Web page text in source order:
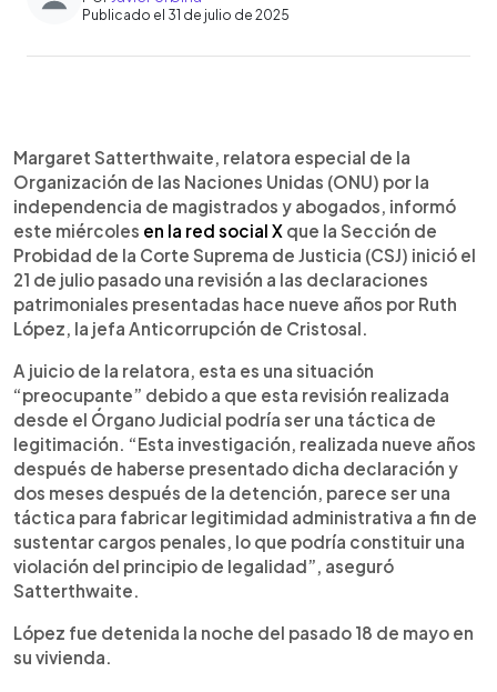
Publicado el 31 de julio de 2025
Escuchar artículo
Margaret Satterthwaite, relatora especial de la
Organización de las Naciones Unidas (ONU) por la
independencia de magistrados y abogados, informó
este miércoles en la red social X que la Sección de
Probidad de la Corte Suprema de Justicia (CSJ) inició el
21 de julio pasado una revisión a las declaraciones
patrimoniales presentadas hace nueve años por Ruth
López, la jefa Anticorrupción de Cristosal.
A juicio de la relatora, esta es una situación
“preocupante” debido a que esta revisión realizada
desde el Órgano Judicial podría ser una táctica de
legitimación. “Esta investigación, realizada nueve años
después de haberse presentado dicha declaración y
dos meses después de la detención, parece ser una
táctica para fabricar legitimidad administrativa a fin de
sustentar cargos penales, lo que podría constituir una
violación del principio de legalidad”, aseguró
Satterthwaite.
López fue detenida la noche del pasado 18 de mayo en
su vivienda.